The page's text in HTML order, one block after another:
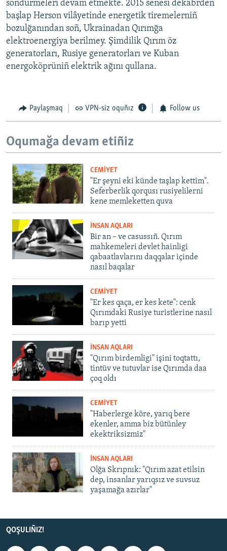
söndürmeleri devam etmekte. 2015 senesi dekabrden
başlap Herson vilâyetinde energetik tiremelerniñ
bozulğanından soñ, Ukrainadan Qırımğa
elektroenergiya berilmey. Şimdilik Qırım öz
generatorları, Rusiye generatorları ve Kuban
energoköprüniñ elektrik ağını qullana.
Paylaşmaq VPN-siz oquñız Follow us
Oqumağa devam etiñiz
CEMİYET
"Er şeyni eki künde taşlap kettim".
Seferberlik qorqusı rusiyelilerni
kene memleketten quva
İNSAN AQLARI
Bir an – ve casussıñ. Qırım
mahkemeleri devlet hainligi
qabaatlavlarını daqqalar içinde
nasıl baqalar
CEMİYET
"Er kes qaça, er kes kete": cenk
Qırımdaki Rusiye turistlerine nasıl
barıp yetti
İNSAN AQLARI
"Qırım birdemligi" işini toqtattı,
tintüv ve tutuvlar ise Qırımda daa
çoq oldı
CEMİYET
"Haberlerge köre, yarıq bere
ekenler, amma biz bütünley
ekektriksizmiz"
İNSAN AQLARI
Olğa Skrıpnık: "Qırım azat etilsin
dep, insanlar yarıqsız ve suvsuz
yaşamağa azırlar"
QOŞULIÑIZ!